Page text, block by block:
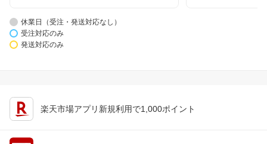
休業日（受注・発送対応なし）
受注対応のみ
発送対応のみ
楽天市場アプリ新規利用で1,000ポイント